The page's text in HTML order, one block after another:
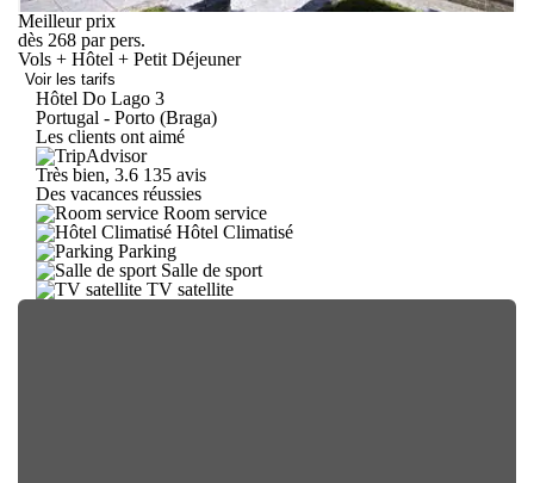
Meilleur prix
dès 268 par pers.
Vols + Hôtel + Petit Déjeuner
Voir les tarifs
Hôtel Do Lago 3
Portugal - Porto (Braga)
Les clients ont aimé
Très bien, 3.6 135 avis
Des vacances réussies
Room service
Hôtel Climatisé
Parking
Salle de sport
TV satellite